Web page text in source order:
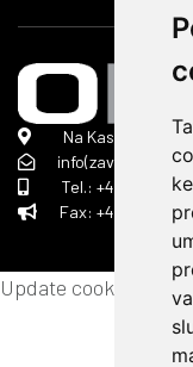
Na Kasárnách
info(zavinac)ok-
Tel.: +420 563
Fax: +420 257
Update cookies